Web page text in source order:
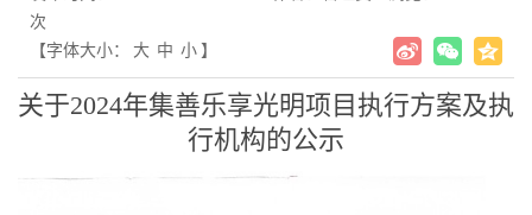
次
【字体大小：
大 中 小 】
关于2024年集善乐享光明项目执行方案及执
行机构的公示